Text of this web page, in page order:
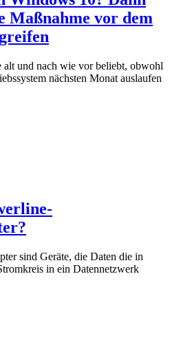
Maßnahme vor dem
alt und nach wie vor beliebt, obwohl
nächsten Monat auslaufen
sind Geräte, die Daten die in
in ein Datennetzwerk